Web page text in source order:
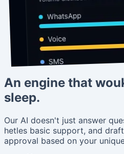
An engine that
sleep.
Our AI doesn't just answer
hetles basic support, and
approval based on your